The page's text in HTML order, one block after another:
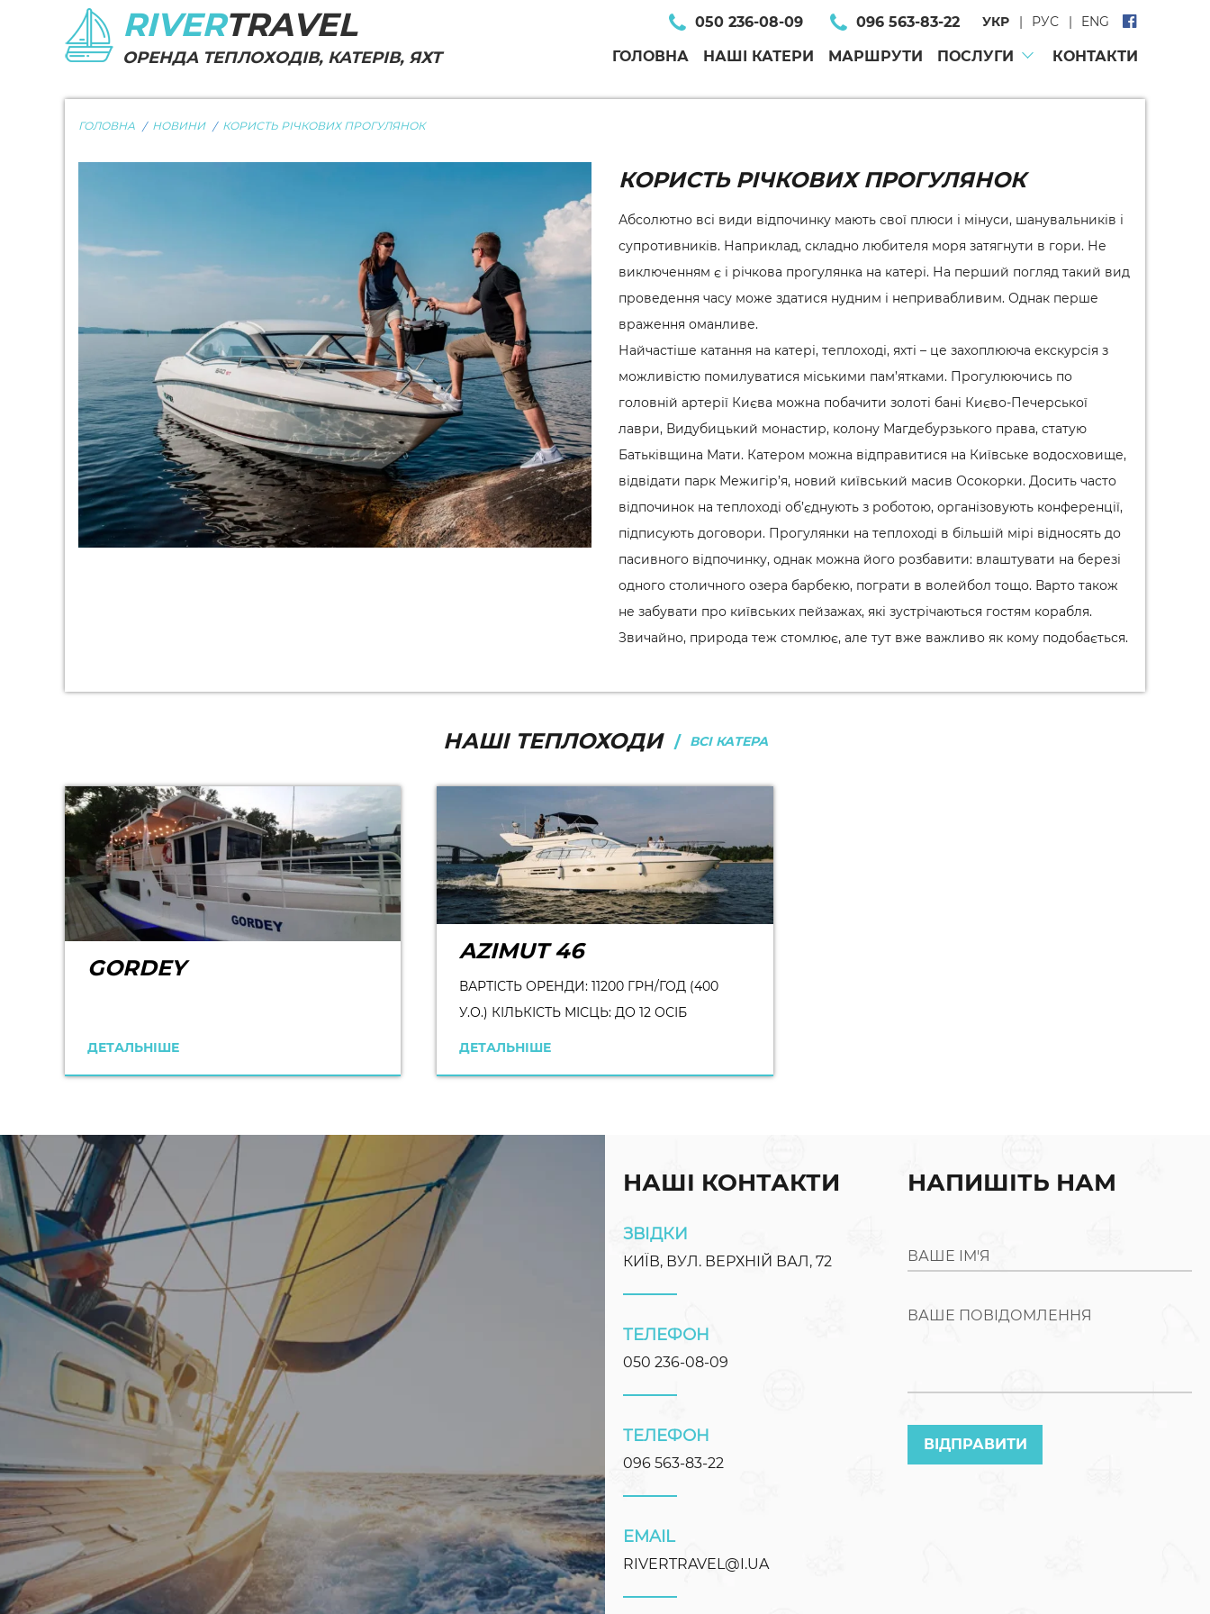
RIVERTRAVEL
ОРЕНДА ТЕПЛОХОДІВ, КАТЕРІВ, ЯХТ
050 236-08-09 096 563-83-22 УКР РУС ENG
ГОЛОВНА НАШІ КАТЕРИ МАРШРУТИ ПОСЛУГИ КОНТАКТИ
ГОЛОВНА НОВИНИ КОРИСТЬ РІЧКОВИХ ПРОГУЛЯНОК
КОРИСТЬ РІЧКОВИХ ПРОГУЛЯНОК
Абсолютно всі види відпочинку мають свої плюси і мінуси, шанувальників і
супротивників. Наприклад, складно любителя моря затягнути в гори. Не
виключенням є і річкова прогулянка на катері. На перший погляд такий вид
проведення часу може здатися нудним і непривабливим. Однак перше
враження оманливе.
Найчастіше катання на катері, теплоході, яхті – це захоплююча екскурсія з
можливістю помилуватися міськими пам’ятками. Прогулюючись по
головній артерії Києва можна побачити золоті бані Києво-Печерської
лаври, Видубицький монастир, колону Магдебурзького права, статую
Батьківщина Мати. Катером можна відправитися на Київське водосховище,
відвідати парк Межигір’я, новий київський масив Осокорки. Досить часто
відпочинок на теплоході об’єднують з роботою, організовують конференції,
підписують договори. Прогулянки на теплоході в більшій мірі відносять до
пасивного відпочинку, однак можна його розбавити: влаштувати на березі
одного столичного озера барбекю, пограти в волейбол тощо. Варто також
не забувати про київських пейзажах, які зустрічаються гостям корабля.
Звичайно, природа теж стомлює, але тут вже важливо як кому подобається.
НАШІ ТЕПЛОХОДИ ВСІ КАТЕРА
GORDEY
ДЕТАЛЬНІШЕ
AZIMUT 46
ВАРТІСТЬ ОРЕНДИ: 11200 ГРН/ГОД (400
У.О.) КІЛЬКІСТЬ МІСЦЬ: ДО 12 ОСІБ
ДЕТАЛЬНІШЕ
НАШІ КОНТАКТИ
ЗВІДКИ
КИЇВ, ВУЛ. ВЕРХНІЙ ВАЛ, 72
ТЕЛЕФОН
050 236-08-09
ТЕЛЕФОН
096 563-83-22
EMAIL
RIVERTRAVEL@I.UA
НАПИШІТЬ НАМ
ВАШЕ ІМ'Я
ВАШЕ ПОВІДОМЛЕННЯ
ВІДПРАВИТИ